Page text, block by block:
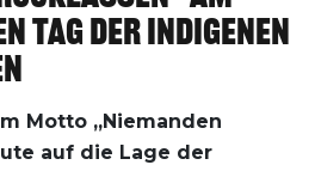
Tag der Indigenen
Motto „Niemanden
auf die Lage der